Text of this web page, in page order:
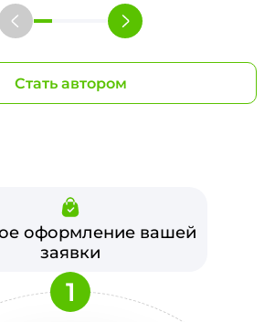
Стать автором
оформление вашей
заявки
1